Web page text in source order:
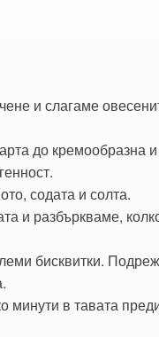
и слагаме
до кремообразна
содата и солта.
и разбъркваме,
бисквитки.
минути в тавата